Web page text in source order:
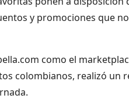
y promociones que
como el
colombianos, realizó un